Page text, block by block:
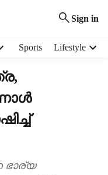
Sign in
Sports Lifestyle
ഭാര്യ